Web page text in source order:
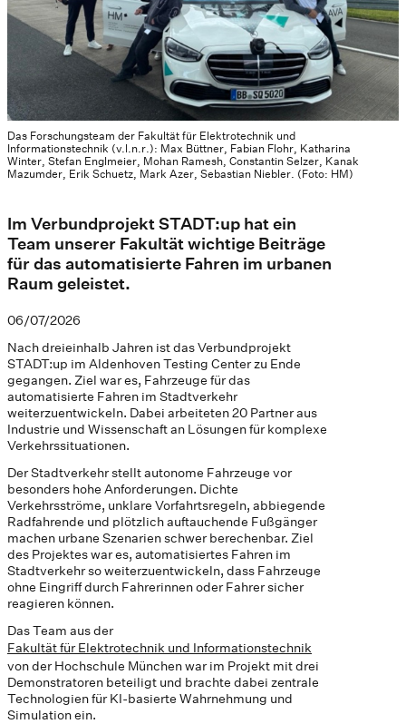
Das Forschungsteam der Fakultät für Elektrotechnik und
Informationstechnik (v.l.n.r.): Max Büttner, Fabian Flohr, Katharina
Winter, Stefan Englmeier, Mohan Ramesh, Constantin Selzer, Kanak
Mazumder, Erik Schuetz, Mark Azer, Sebastian Niebler. (Foto: HM)
Im Verbundprojekt STADT:up hat ein
Team unserer Fakultät wichtige Beiträge
für das automatisierte Fahren im urbanen
Raum geleistet.
06/07/2026
Nach dreieinhalb Jahren ist das Verbundprojekt
STADT:up im Aldenhoven Testing Center zu Ende
gegangen. Ziel war es, Fahrzeuge für das
automatisierte Fahren im Stadtverkehr
weiterzuentwickeln. Dabei arbeiteten 20 Partner aus
Industrie und Wissenschaft an Lösungen für komplexe
Verkehrssituationen.
Der Stadtverkehr stellt autonome Fahrzeuge vor
besonders hohe Anforderungen. Dichte
Verkehrsströme, unklare Vorfahrtsregeln, abbiegende
Radfahrende und plötzlich auftauchende Fußgänger
machen urbane Szenarien schwer berechenbar. Ziel
des Projektes war es, automatisiertes Fahren im
Stadtverkehr so weiterzuentwickeln, dass Fahrzeuge
ohne Eingriff durch Fahrerinnen oder Fahrer sicher
reagieren können.
Das Team aus der
Fakultät für Elektrotechnik und Informationstechnik
von der Hochschule München war im Projekt mit drei
Demonstratoren beteiligt und brachte dabei zentrale
Technologien für KI-basierte Wahrnehmung und
Simulation ein.